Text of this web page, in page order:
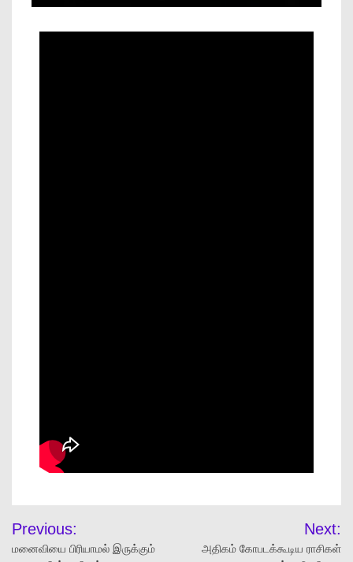
Previous:
மனைவியை பிரியாமல் இருக்கும்
Next:
அதிகம் கோபடக்கூடிய ராசிகள்